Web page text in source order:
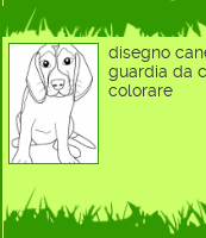
disegno
guardia da
colorare